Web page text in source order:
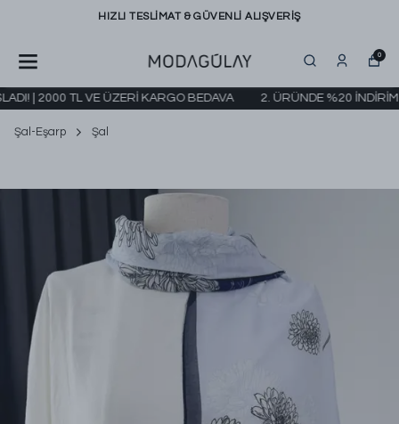
HIZLI TESLİMAT & GÜVENLİ ALIŞVERİŞ
0
| 2000 TL VE ÜZERİ KARGO BEDAVA 2. ÜRÜNDE %20 İNDİRİM
Şal-Eşarp Şal